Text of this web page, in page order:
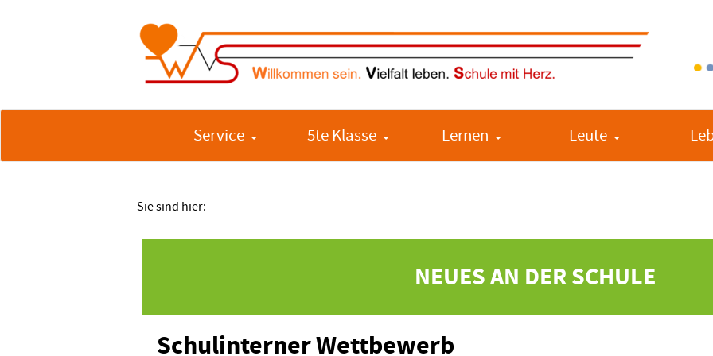
Service 5te Klasse Lernen Leute
Sie sind hier:
NEUES AN DER SCHULE
Schulinterner Wettbewerb